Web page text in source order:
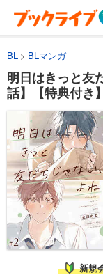
BL BLマンガ
明日はきっと友
話】【特典付き】
新規